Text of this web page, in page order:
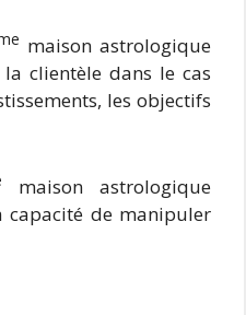
maison astrologique
clientèle dans le cas
les objectifs
maison astrologique
capacité de manipuler